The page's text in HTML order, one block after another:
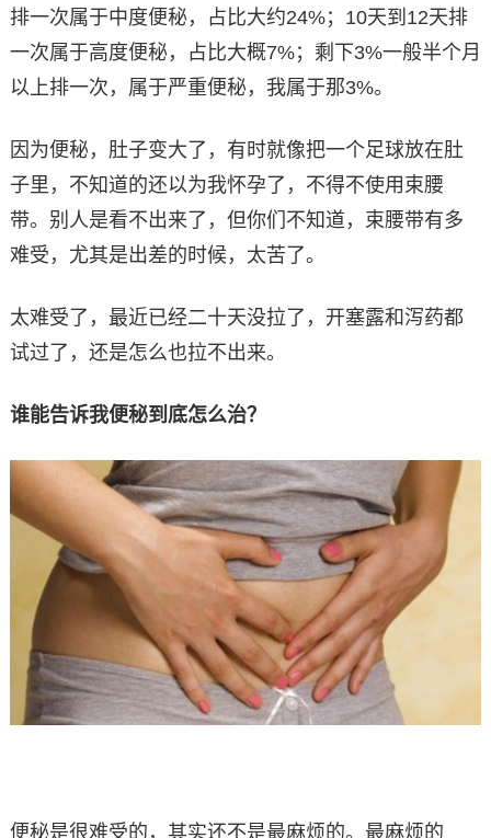
排一次属于中度便秘，占比大约24%；10天到12天排
一次属于高度便秘，占比大概7%；剩下3%一般半个月
以上排一次，属于严重便秘，我属于那3%。
因为便秘，肚子变大了，有时就像把一个足球放在肚
子里，不知道的还以为我怀孕了，不得不使用束腰
带。别人是看不出来了，但你们不知道，束腰带有多
难受，尤其是出差的时候，太苦了。
太难受了，最近已经二十天没拉了，开塞露和泻药都
试过了，还是怎么也拉不出来。
谁能告诉我便秘到底怎么治？
便秘是很难受的，其实还不是最麻烦的。最麻烦的